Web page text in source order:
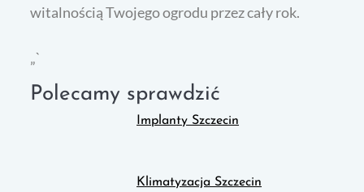
witalnością Twojego ogrodu przez cały rok.
„`
Polecamy sprawdzić
Implanty Szczecin
Klimatyzacja Szczecin